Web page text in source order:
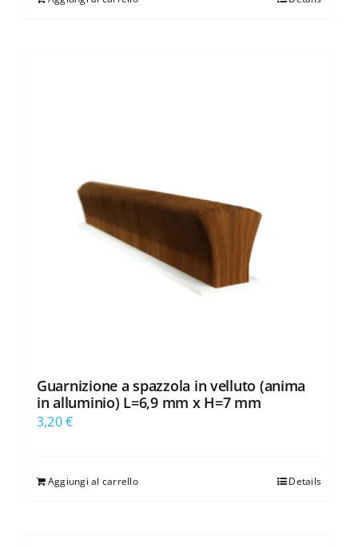
Guarnizione a spazzola in velluto (anima
in alluminio) L=6,9 mm x H=7 mm
3,20€
Aggiungi al carrello Details